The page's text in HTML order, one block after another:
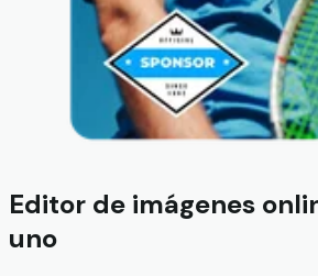
Editor de imágenes
uno